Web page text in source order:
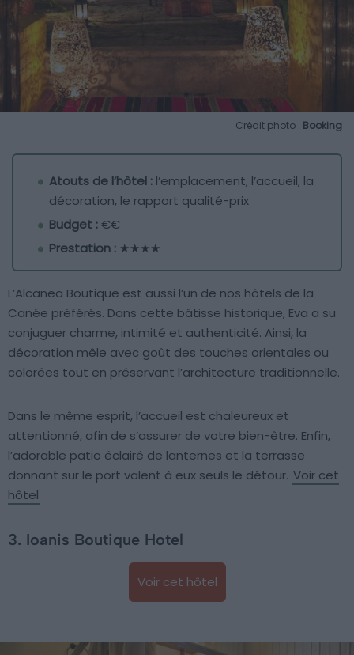
Crédit photo : Booking
Atouts de l’hôtel : l’emplacement, l’accueil, la
décoration, le rapport qualité-prix
Budget :€€
Prestation : ★★★★
L’Alcanea Boutique est aussi l’un de nos hôtels de la
Canée préférés. Dans cette bâtisse historique, Eva a su
conjuguer charme, intimité et authenticité. Ainsi, la
décoration mêle avec goût des touches orientales ou
colorées tout en préservant l’architecture traditionnelle.
Dans le même esprit, l’accueil est chaleureux et
attentionné, afin de s’assurer de votre bien-être. Enfin,
l’adorable patio éclairé de lanternes et la terrasse
donnant sur le port valent à eux seuls le détour. Voir cet
hôtel
3. Ioanis Boutique Hotel
Voir cet hôtel